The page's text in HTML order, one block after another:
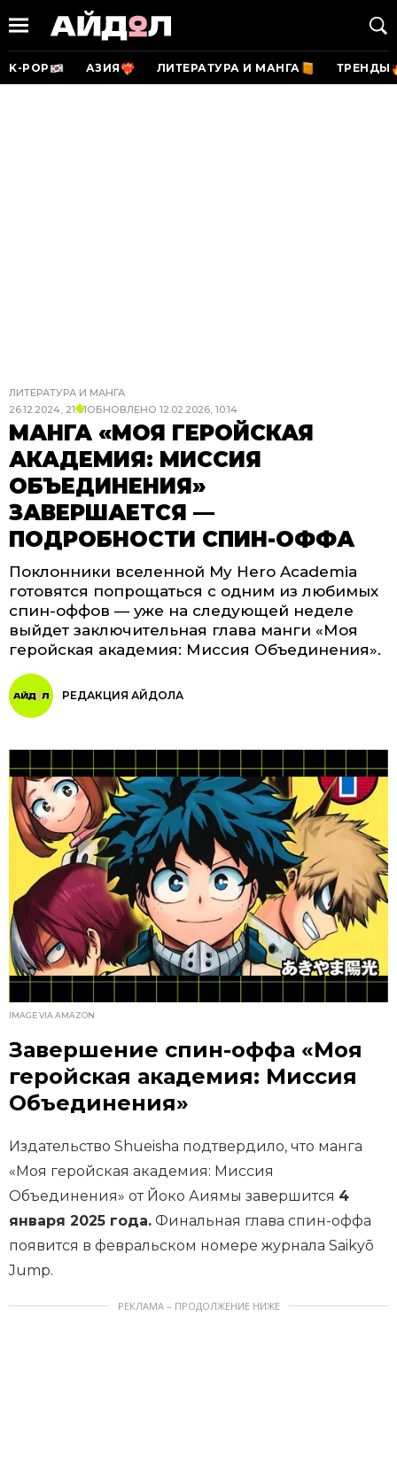
K-POP АЗИЯ ЛИТЕРАТУРА И МАНГА ТРЕНДЫ
ЛИТЕРАТУРА И МАНГА
26.12.2024, 21:01ОБНОВЛЕНО 12.02.2026, 10:14
МАНГА «МОЯ ГЕРОЙСКАЯ
АКАДЕМИЯ: МИССИЯ
ОБЪЕДИНЕНИЯ»
ЗАВЕРШАЕТСЯ —
ПОДРОБНОСТИ СПИН-ОФФА
Поклонники вселенной My Hero Academia
готовятся попрощаться с одним из любимых
спин-оффов — уже на следующей неделе
выйдет заключительная глава манги «Моя
геройская академия: Миссия Объединения».
РЕДАКЦИЯ АЙДОЛА
IMAGE VIA AMAZON
Завершение спин-оффа «Моя
геройская академия: Миссия
Объединения»
Издательство Shueisha подтвердило, что манга
«Моя геройская академия: Миссия
Объединения» от Йоко Аиямы завершится 4
января 2025 года. Финальная глава спин-оффа
появится в февральском номере журнала Saikyō
Jump.
РЕКЛАМА – ПРОДОЛЖЕНИЕ НИЖЕ